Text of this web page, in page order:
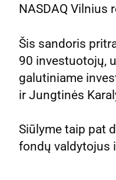
NASDAQ Vilnius
Šis sandoris
90 investuotojų,
galutiniame
ir Jungtinės
Siūlyme taip pat
fondų valdytojus